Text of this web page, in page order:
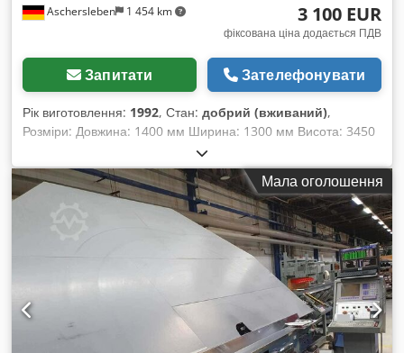
Aschersleben 1 454 km 3 100 EUR
фіксована ціна додається ПДВ
Запитати Зателефонувати
Рік виготовлення: 1992, Стан: добрий (вживаний),
Розміри: Довжина: 1400 мм Ширина: 1300 мм Висота: 3450
мм Crodoizi Hiopfx Acmsf Вага: 600 кг
Мала оголошення